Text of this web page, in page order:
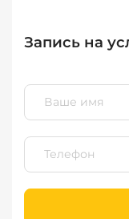
Запись на